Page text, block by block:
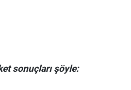
sonuçları şöyle: